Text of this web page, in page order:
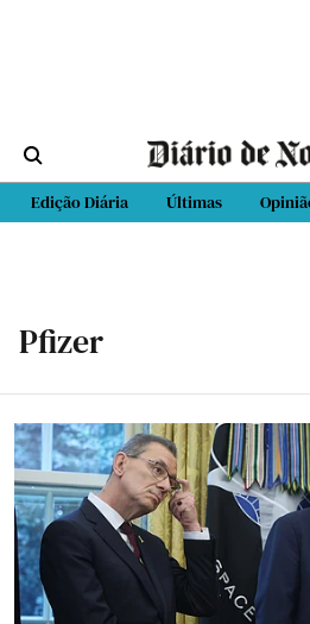
Edição Diária Últimas
Pfizer